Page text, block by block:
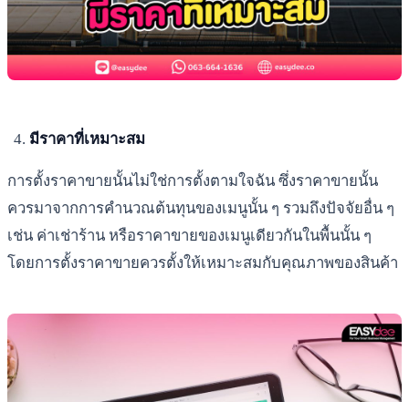
มีราคาที่เหมาะสม
การตั้งราคาขายนั้นไม่ใช่การตั้งตามใจฉัน ซึ่งราคาขายนั้น
ควรมาจากการคำนวณต้นทุนของเมนูนั้น ๆ รวมถึงปัจจัยอื่น ๆ
เช่น ค่าเช่าร้าน หรือราคาขายของเมนูเดียวกันในพื้นนั้น ๆ
โดยการตั้งราคาขายควรตั้งให้เหมาะสมกับคุณภาพของสินค้า